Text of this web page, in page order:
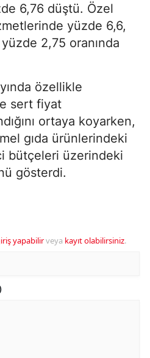
6,76 düştü. Özel
yüzde 6,6,
2,75 oranında
özellikle
sert fiyat
ortaya koyarken,
gıda ürünlerindeki
bütçeleri üzerindeki
gösterdi.
yapabilirveya kayıt olabilirsiniz.